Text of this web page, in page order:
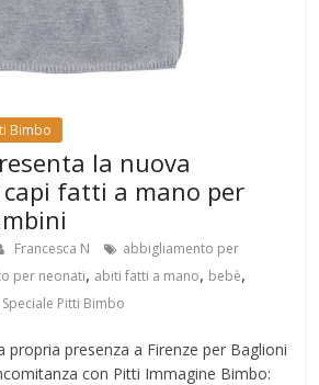
Bimbo
la nuova
capi fatti a mano per
Francesca N
abbigliamento per
per neonati, abiti fatti a mano, bebè,
Speciale Pitti Bimbo
propria presenza a Firenze per Baglioni
con Pitti Immagine Bimbo: